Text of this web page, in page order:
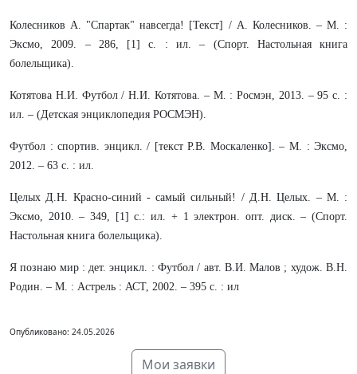
Колесников А. "Спартак" навсегда! [Текст] / А. Колесников. – М. :
Эксмо, 2009. – 286, [1] с. : ил. – (Спорт. Настольная книга
болельщика).
Котятова Н.И. Футбол / Н.И. Котятова. – М. : Росмэн, 2013. – 95 с. :
ил. – (Детская энциклопедия РОСМЭН).
Футбол : спортив. энцикл. / [текст Р.В. Москаленко]. – М. : Эксмо,
2012. – 63 с. : ил.
Целых Д.Н. Красно-синий - самый сильный! / Д.Н. Целых. – М. :
Эксмо, 2010. – 349, [1] с.: ил. + 1 электрон. опт. диск. – (Спорт.
Настольная книга болельщика).
Я познаю мир : дет. энцикл. : Футбол / авт. В.И. Малов ; худож. В.Н.
Родин. – М. : Астрель : АСТ, 2002. – 395 с. : ил
Опубликовано: 24.05.2026
Мои заявки